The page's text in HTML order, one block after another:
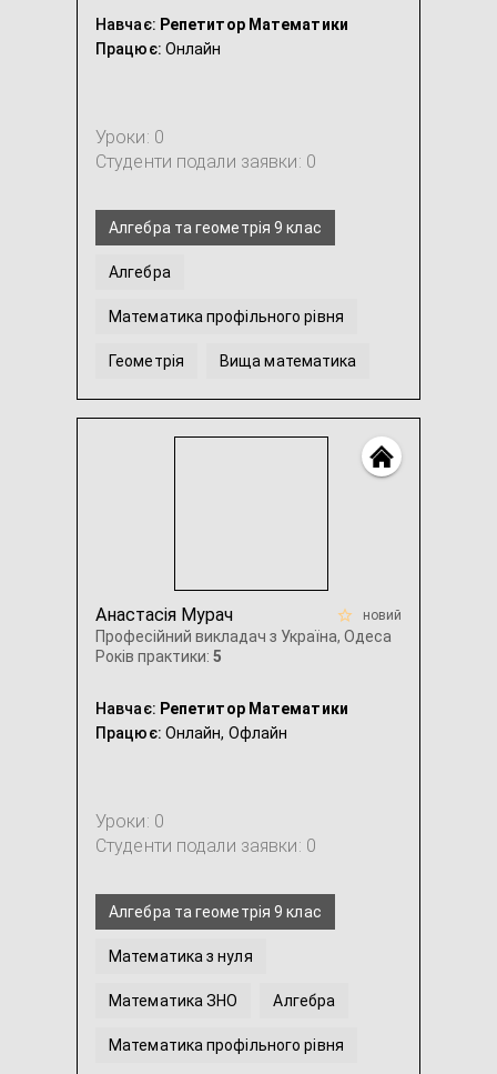
Навчає: Репетитор Математики
Працює: Онлайн
Уроки: 0
Студенти подали заявки: 0
Алгебра та геометрія 9 клас
Алгебра
Математика профільного рівня
Геометрія Вища математика
Алгебра та геометрія 10-11 клас
Анастасія Мурач
Професійний викладач з Україна, Одеса
Років практики: 5
новий
Навчає: Репетитор Математики
Працює: Онлайн, Офлайн
Уроки: 0
Студенти подали заявки: 0
Алгебра та геометрія 9 клас
Математика з нуля
Математика ЗНО Алгебра
Математика профільного рівня